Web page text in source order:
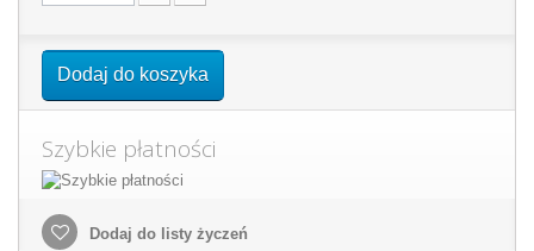
Dodaj do koszyka
Szybkie płatności
Dodaj do listy życzeń